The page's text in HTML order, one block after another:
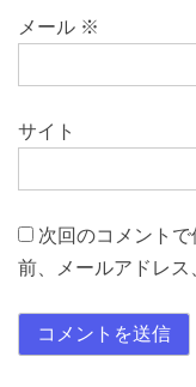
メール ※
サイト
次回のコメント
前、メールアドレス